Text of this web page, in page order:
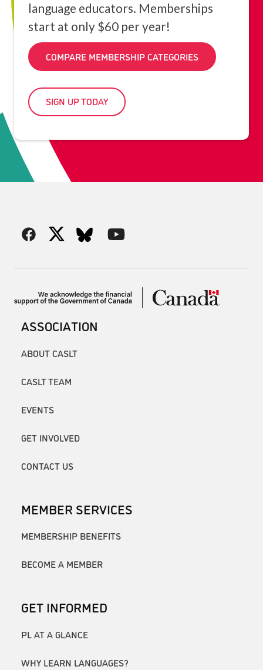
language educators. Memberships
start at only $60 per year!
COMPARE MEMBERSHIP CATEGORIES
SIGN UP TODAY
ASSOCIATION
ABOUT CASLT
CASLT TEAM
EVENTS
GET INVOLVED
CONTACT US
MEMBER SERVICES
MEMBERSHIP BENEFITS
BECOME A MEMBER
GET INFORMED
PL AT A GLANCE
WHY LEARN LANGUAGES?